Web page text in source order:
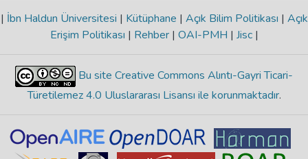
| İbn Haldun Üniversitesi | Kütüphane | Açık Bilim Politikası | Açık
Erişim Politikası | Rehber | OAI-PMH | Jisc |
Bu site Creative Commons Alıntı-Gayri Ticari-
Türetilemez 4.0 Uluslararası Lisansı ile korunmaktadır.